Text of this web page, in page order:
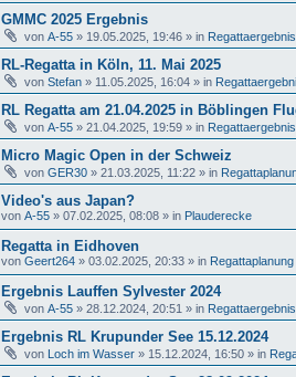
GMMC 2025 Ergebnis
von A-55 » 19.05.2025, 19:46 » in
RL-Regatta in Köln, 11. Mai 2025
von Stefan » 11.05.2025, 16:04 » in
RL Regatta am 21.04.2025 in Böblingen
von A-55 » 21.04.2025, 19:59 » in
Micro Magic Open in der Schweiz
von GER30 » 21.03.2025, 11:22 » in
Video's aus Japan?
von A-55 » 07.02.2025, 08:08 » in Plauderecke
Regatta in Eidhoven
von Geert264 » 03.02.2025, 20:33 » in Regattaplanung
Ergebnis Lauffen Sylvester 2024
von A-55 » 28.12.2024, 20:51 » in
Ergebnis RL Krupunder See 15.12.2024
von Loch im Wasser » 15.12.2024, 16:50 » in